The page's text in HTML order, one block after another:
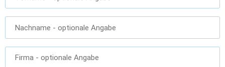
Nachname - optionale Angabe
Firma - optionale Angabe